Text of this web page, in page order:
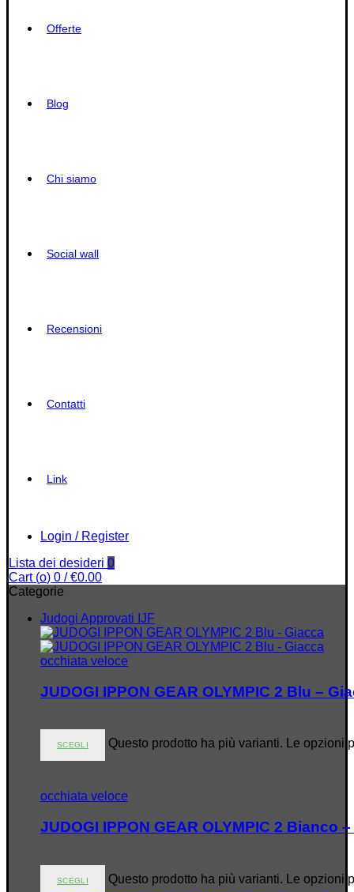
Offerte
Blog
Chi siamo
Social wall
Recensioni
Contatti
Link
Login / Register
Lista dei desideri 0
Cart (o) 0 / €0.00
Categorie
Judogi Approvati IJF
occhiata veloce
JUDOGI IPPON GEAR OLYMPIC 2 Blu –
SCEGLI Questo prodotto ha più varianti. Le opzioni
occhiata veloce
JUDOGI IPPON GEAR OLYMPIC 2 Bianco
SCEGLI Questo prodotto ha più varianti. Le opzioni